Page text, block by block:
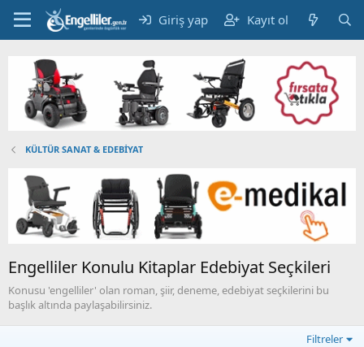
Giriş yap Kayıt ol
KÜLTÜR SANAT & EDEBİYAT
Engelliler Konulu Kitaplar Edebiyat Seçkileri
Konusu 'engelliler' olan roman, şiir, deneme, edebiyat seçkilerini bu
başlık altında paylaşabilirsiniz.
Filtreler